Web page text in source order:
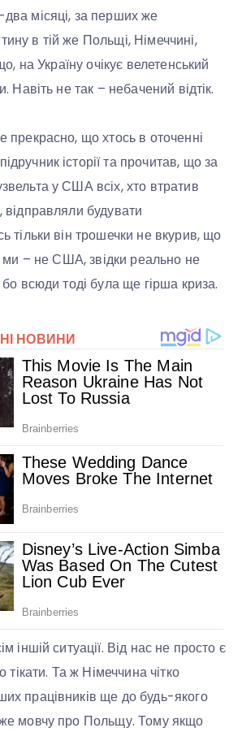
місяці, за перших же
в тій же Польщі, Німеччині,
на Україну очікує велетенський
Навіть не так – небачений відтік.
прекрасно, що хтось в оточенні
історії та прочитав, що за
у США всіх, хто втратив
відправляли будувати
тільки він трошечки не вкурив, що
ми – не США, звідки реально не
бо всюди тоді була ще гірша криза.
іншій ситуації. Від нас не просто є
тікати. Та ж Німеччина чітко
працівників ще до будь-якого
мовчу про Польщу. Тому якщо